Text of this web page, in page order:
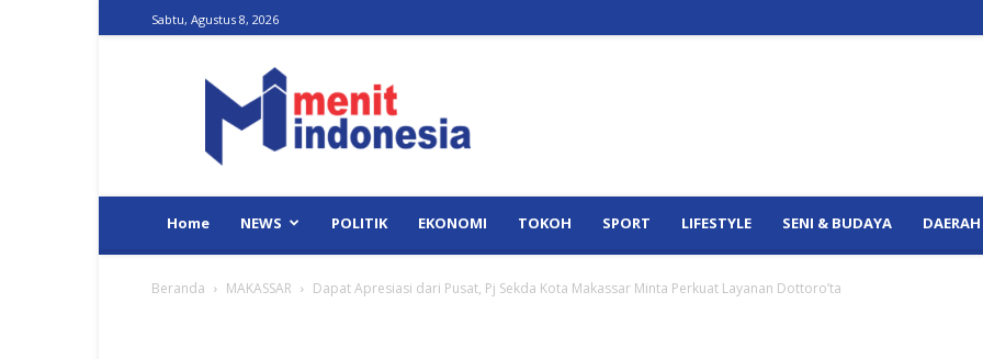
Sabtu, Agustus 8, 2026
Indonesia
Home NEWS POLITIK EKONOMI TOKOH SPORT LIFESTYLE SENI & BUDAYA DAERAH
Beranda MAKASSAR Dapat Apresiasi dari Pusat, Pj Sekda Kota Makassar Minta Perkuat Layanan Dottoro’ta